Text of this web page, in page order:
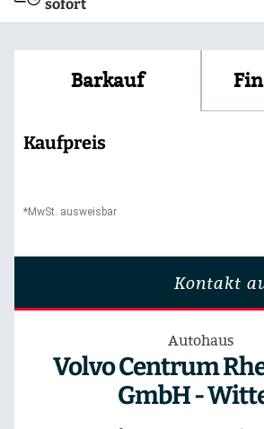
sofort
Barkauf
Kaufpreis
*MwSt. ausweisbar
Kontakt
Autohaus
Volvo Centrum
GmbH -